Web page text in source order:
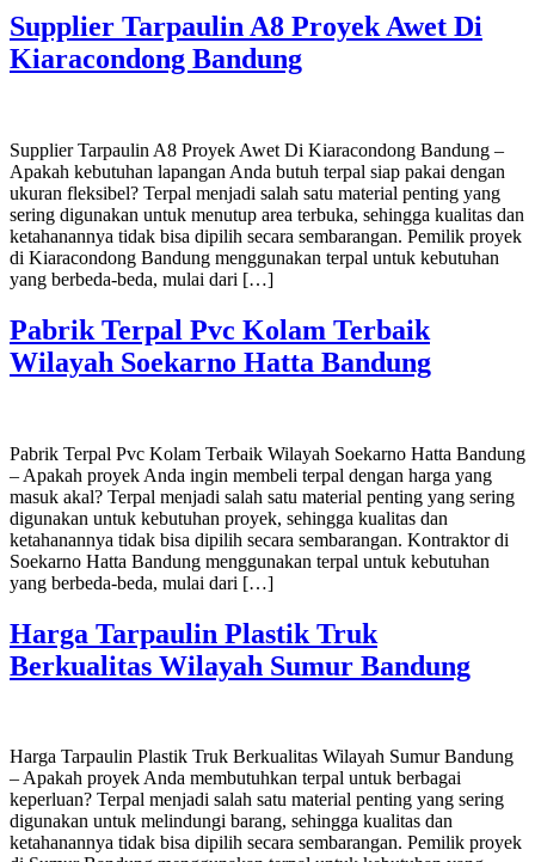
Supplier Tarpaulin A8 Proyek Awet Di
Kiaracondong Bandung
Supplier Tarpaulin A8 Proyek Awet Di Kiaracondong Bandung –
Apakah kebutuhan lapangan Anda butuh terpal siap pakai dengan
ukuran fleksibel? Terpal menjadi salah satu material penting yang
sering digunakan untuk menutup area terbuka, sehingga kualitas dan
ketahanannya tidak bisa dipilih secara sembarangan. Pemilik proyek
di Kiaracondong Bandung menggunakan terpal untuk kebutuhan
yang berbeda-beda, mulai dari […]
Pabrik Terpal Pvc Kolam Terbaik
Wilayah Soekarno Hatta Bandung
Pabrik Terpal Pvc Kolam Terbaik Wilayah Soekarno Hatta Bandung
– Apakah proyek Anda ingin membeli terpal dengan harga yang
masuk akal? Terpal menjadi salah satu material penting yang sering
digunakan untuk kebutuhan proyek, sehingga kualitas dan
ketahanannya tidak bisa dipilih secara sembarangan. Kontraktor di
Soekarno Hatta Bandung menggunakan terpal untuk kebutuhan
yang berbeda-beda, mulai dari […]
Harga Tarpaulin Plastik Truk
Berkualitas Wilayah Sumur Bandung
Harga Tarpaulin Plastik Truk Berkualitas Wilayah Sumur Bandung
– Apakah proyek Anda membutuhkan terpal untuk berbagai
keperluan? Terpal menjadi salah satu material penting yang sering
digunakan untuk melindungi barang, sehingga kualitas dan
ketahanannya tidak bisa dipilih secara sembarangan. Pemilik proyek